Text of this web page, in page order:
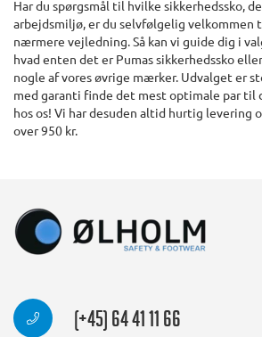
Har du spørgsmål til hvilke sikkerhedssko,
arbejdsmiljø, er du selvfølgelig velkommen
nærmere vejledning. Så kan vi guide dig i
hvad enten det er Pumas sikkerhedssko
nogle af vores øvrige mærker. Udvalget er
med garanti finde det mest optimale par til
hos os! Vi har desuden altid hurtig levering
over 950 kr.
(+45) 64 41 11 66